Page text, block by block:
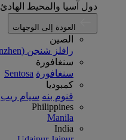
دول آسيا والمحيط الهادئ
الصين
رافلز شنجن (Raffles Shenzhen)
سنغافورة
سنغافورة Sentosa
كمبوديا
فنوم بنه سيام ريب
Philippines
Manila
India